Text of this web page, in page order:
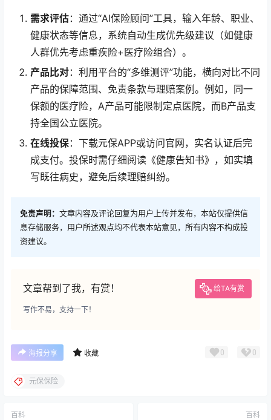
需求评估：通过“AI保险顾问”工具，输入年龄、职业、
健康状态等信息，系统自动生成优先级建议（如健康
人群优先考虑重疾险+医疗险组合）。
产品比对：利用平台的“多维测评”功能，横向对比不同
产品的保障范围、免责条款与理赔案例。例如，同一
保额的医疗险，A产品可能限制定点医院，而B产品支
持全国公立医院。
在线投保：下载元保APP或访问官网，实名认证后完
成支付。投保时需仔细阅读《健康告知书》，如实填
写既往病史，避免后续理赔纠纷。
免责声明： 文章内容及评论回复为用户上传并发布，本站仅提供信
息存储服务，用户所述观点均不代表本站意见，所有内容不构成投
资建议。
文章帮到了我，有赏！ 给TA有赏
写作不易，支持一下！
海报分享 收藏 0 0
元保保险
百科 百科